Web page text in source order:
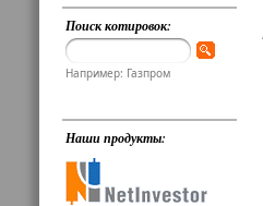
Поиск котировок:
Например: Газпром
Наши продукты: